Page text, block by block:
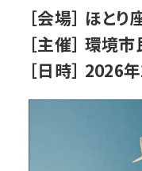
［会場］ ほと
［主催］ 環境
［日時］ 2026